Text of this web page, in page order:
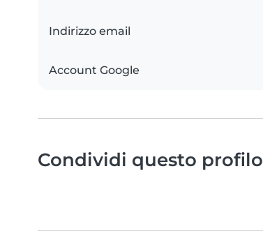
Indirizzo email
Account Google
Condividi questo profilo